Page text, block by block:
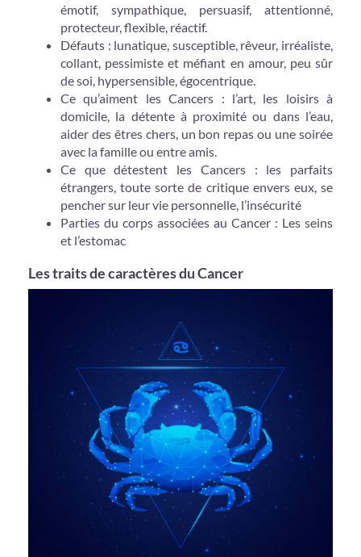
émotif, sympathique, persuasif, attentionné,
protecteur, flexible, réactif.
Défauts : lunatique, susceptible, rêveur, irréaliste,
collant, pessimiste et méfiant en amour, peu sûr
de soi, hypersensible, égocentrique.
Ce qu’aiment les Cancers : l’art, les loisirs à
domicile, la détente à proximité ou dans l’eau,
aider des êtres chers, un bon repas ou une soirée
avec la famille ou entre amis.
Ce que détestent les Cancers : les parfaits
étrangers, toute sorte de critique envers eux, se
pencher sur leur vie personnelle, l’insécurité
Parties du corps associées au Cancer : Les seins
et l’estomac
Les traits de caractères du Cancer